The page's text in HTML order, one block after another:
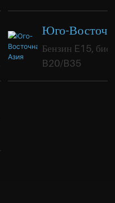
Юго-
Бензин E15,
B20/B35